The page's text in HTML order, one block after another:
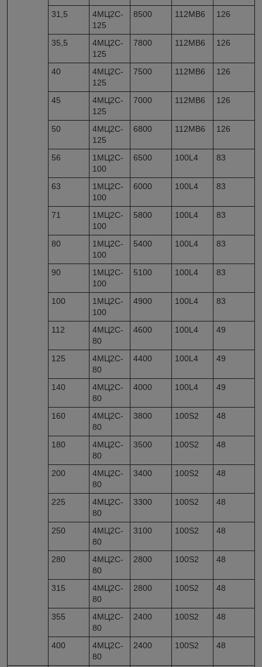
31,5
4МЦ2С-
125
8500 112MB6 126
35,5
4МЦ2С-
125
7800 112MB6 126
40
4МЦ2С-
125
7500 112MB6 126
45
4МЦ2С-
125
7000 112MB6 126
50
4МЦ2С-
125
6800 112MB6 126
56
1МЦ2С-
100
6500 100L4 83
63
1МЦ2С-
100
6000 100L4 83
71
1МЦ2С-
100
5800 100L4 83
80
1МЦ2С-
100
5400 100L4 83
90
1МЦ2С-
100
5100 100L4 83
100
1МЦ2С-
100
4900 100L4 83
112
4МЦ2С-
80
4600 100L4 49
125
4МЦ2С-
80
4400 100L4 49
140
4МЦ2С-
80
4000 100L4 49
160
4МЦ2С-
80
3800 100S2 48
180
4МЦ2С-
80
3500 100S2 48
200
4МЦ2С-
80
3400 100S2 48
225
4МЦ2С-
80
3300 100S2 48
250
4МЦ2С-
80
3100 100S2 48
280
4МЦ2С-
80
2800 100S2 48
315
4МЦ2С-
80
2800 100S2 48
355
4МЦ2С-
80
2400 100S2 48
400
4МЦ2С-
80
2400 100S2 48